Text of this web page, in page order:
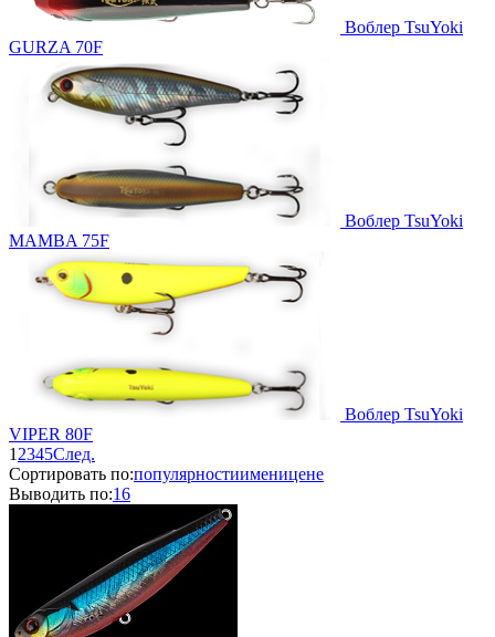
Воблер TsuYoki
GURZA 70F
Воблер TsuYoki
MAMBA 75F
Воблер TsuYoki
VIPER 80F
1 2345След.
Сортировать по:популярностиименицене
Выводить по:16